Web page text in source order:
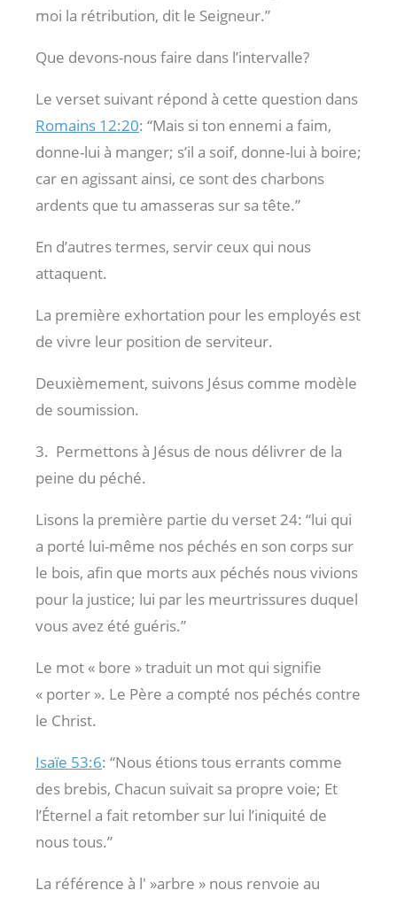
moi la rétribution, dit le Seigneur.”
Que devons-nous faire dans l’intervalle?
Le verset suivant répond à cette question dans
Romains 12:20: “Mais si ton ennemi a faim,
donne-lui à manger; s’il a soif, donne-lui à boire;
car en agissant ainsi, ce sont des charbons
ardents que tu amasseras sur sa tête.”
En d’autres termes, servir ceux qui nous
attaquent.
La première exhortation pour les employés est
de vivre leur position de serviteur.
Deuxièmement, suivons Jésus comme modèle
de soumission.
3. Permettons à Jésus de nous délivrer de la
peine du péché.
Lisons la première partie du verset 24: “lui qui
a porté lui-même nos péchés en son corps sur
le bois, afin que morts aux péchés nous vivions
pour la justice; lui par les meurtrissures duquel
vous avez été guéris.”
Le mot « bore » traduit un mot qui signifie
« porter ». Le Père a compté nos péchés contre
le Christ.
Isaïe 53:6: “Nous étions tous errants comme
des brebis, Chacun suivait sa propre voie; Et
l’Éternel a fait retomber sur lui l’iniquité de
nous tous.”
La référence à l' »arbre » nous renvoie au